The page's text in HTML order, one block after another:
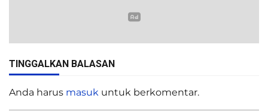
TINGGALKAN BALASAN
Anda harus masuk untuk berkomentar.